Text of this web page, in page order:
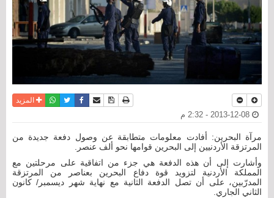
نسخة للطباعة
حفظ الموضوع
أرسل الى صديق
فيسبوكتويترواتسابالمزيد
مرآة البحرين: أفادت معلومات متطابقة عن وصول دفعة جديدة من
المرتزقة الأردنيين إلى البحرين قوامها نحو ألف عنصر.
وأشارت إلى أن هذه الدفعة هي جزء من اتفاقية على مرحلتين مع
المملكة الأردنية لتزويد قوة دفاع البحرين بعناصر من المرتزقة
المدرّبين، على أن تصل الدفعة الثانية مع نهاية شهر ديسمبر/ كانون
الثاني الجاري.